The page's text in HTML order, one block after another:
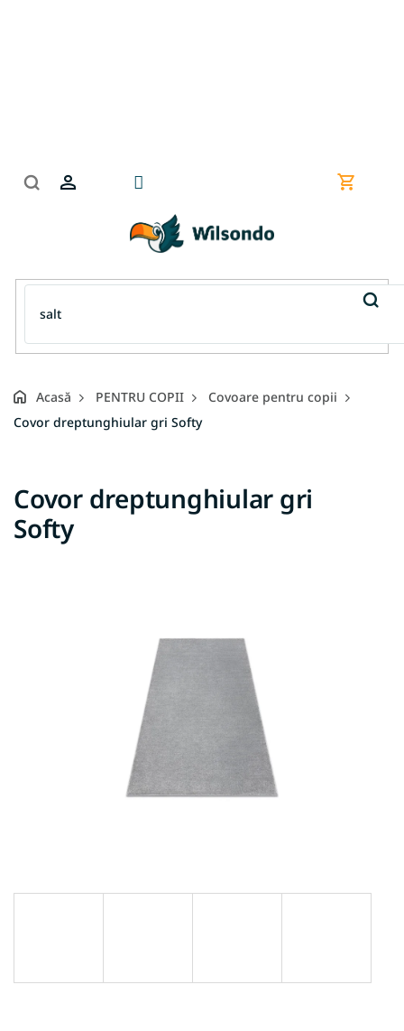
Coş
Acasă PENTRU COPII
Covoare pentru copii
Covor dreptunghiular gri Softy
Covor dreptunghiular gri
Softy